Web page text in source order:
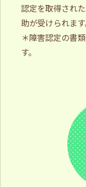
認定を取得され
助が受けられます
＊障害認定の書
す。